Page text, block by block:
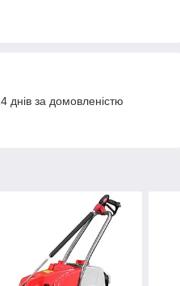
днів за домовленістю